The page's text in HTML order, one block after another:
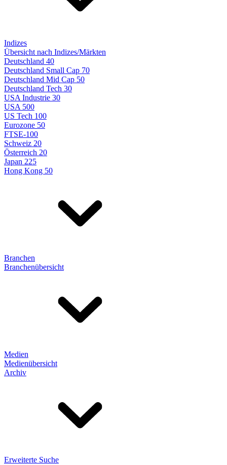
Indizes
Übersicht nach Indizes/Märkten
Deutschland 40
Deutschland Small Cap 70
Deutschland Mid Cap 50
Deutschland Tech 30
USA Industrie 30
USA 500
US Tech 100
Eurozone 50
FTSE-100
Schweiz 20
Österreich 20
Japan 225
Hong Kong 50
Branchen
Branchenübersicht
Medien
Medienübersicht
Archiv
Erweiterte Suche